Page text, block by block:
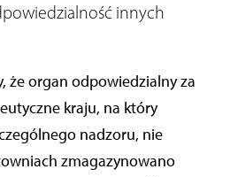
innych
że organ odpowiedzialny za
kraju, na który
nadzoru, nie
zmagazynowano